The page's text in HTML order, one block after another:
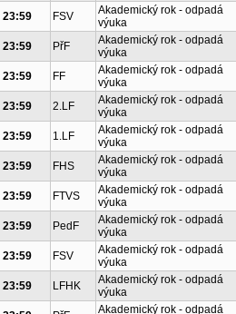
23:59 FSV
Akademický rok - odpadá
výuka
23:59 PřF
Akademický rok - odpadá
výuka
23:59 FF
Akademický rok - odpadá
výuka
23:59 2.LF
Akademický rok - odpadá
výuka
23:59 1.LF
Akademický rok - odpadá
výuka
23:59 FHS
Akademický rok - odpadá
výuka
23:59 FTVS
Akademický rok - odpadá
výuka
23:59 PedF
Akademický rok - odpadá
výuka
23:59 FSV
Akademický rok - odpadá
výuka
23:59 LFHK
Akademický rok - odpadá
výuka
Akademický rok - odpadá